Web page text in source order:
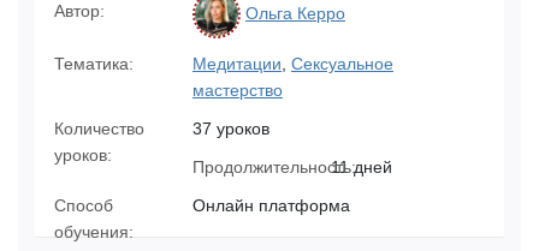
Автор: Ольга Керро
Тематика: Медитации Сексуальное
мастерство
Количество
уроков:
37 уроков
Продолжительность:11 дней
Способ
обучения:
Онлайн платформа